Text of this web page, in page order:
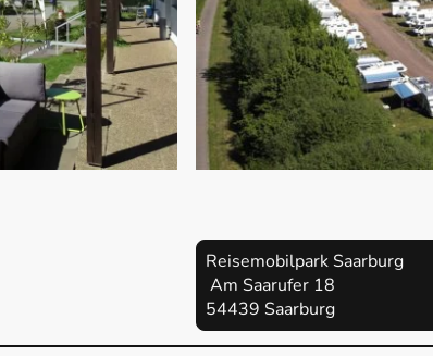
Reisemobilpark Saarburg
Am Saarufer
54439 Saarburg